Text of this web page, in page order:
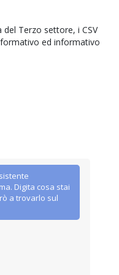
Terzo settore, i CSV
ed informativo
Digita cosa stai
a trovarlo sul